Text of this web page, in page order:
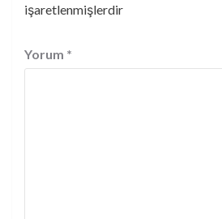
işaretlenmişlerdir
Yorum *